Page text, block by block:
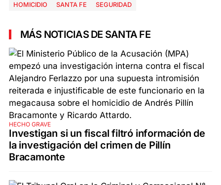
HOMICIDIO SANTA FE SEGURIDAD
MÁS NOTICIAS DE SANTA FE
HECHO GRAVE
Investigan si un fiscal filtró información de
la investigación del crimen de Pillín
Bracamonte